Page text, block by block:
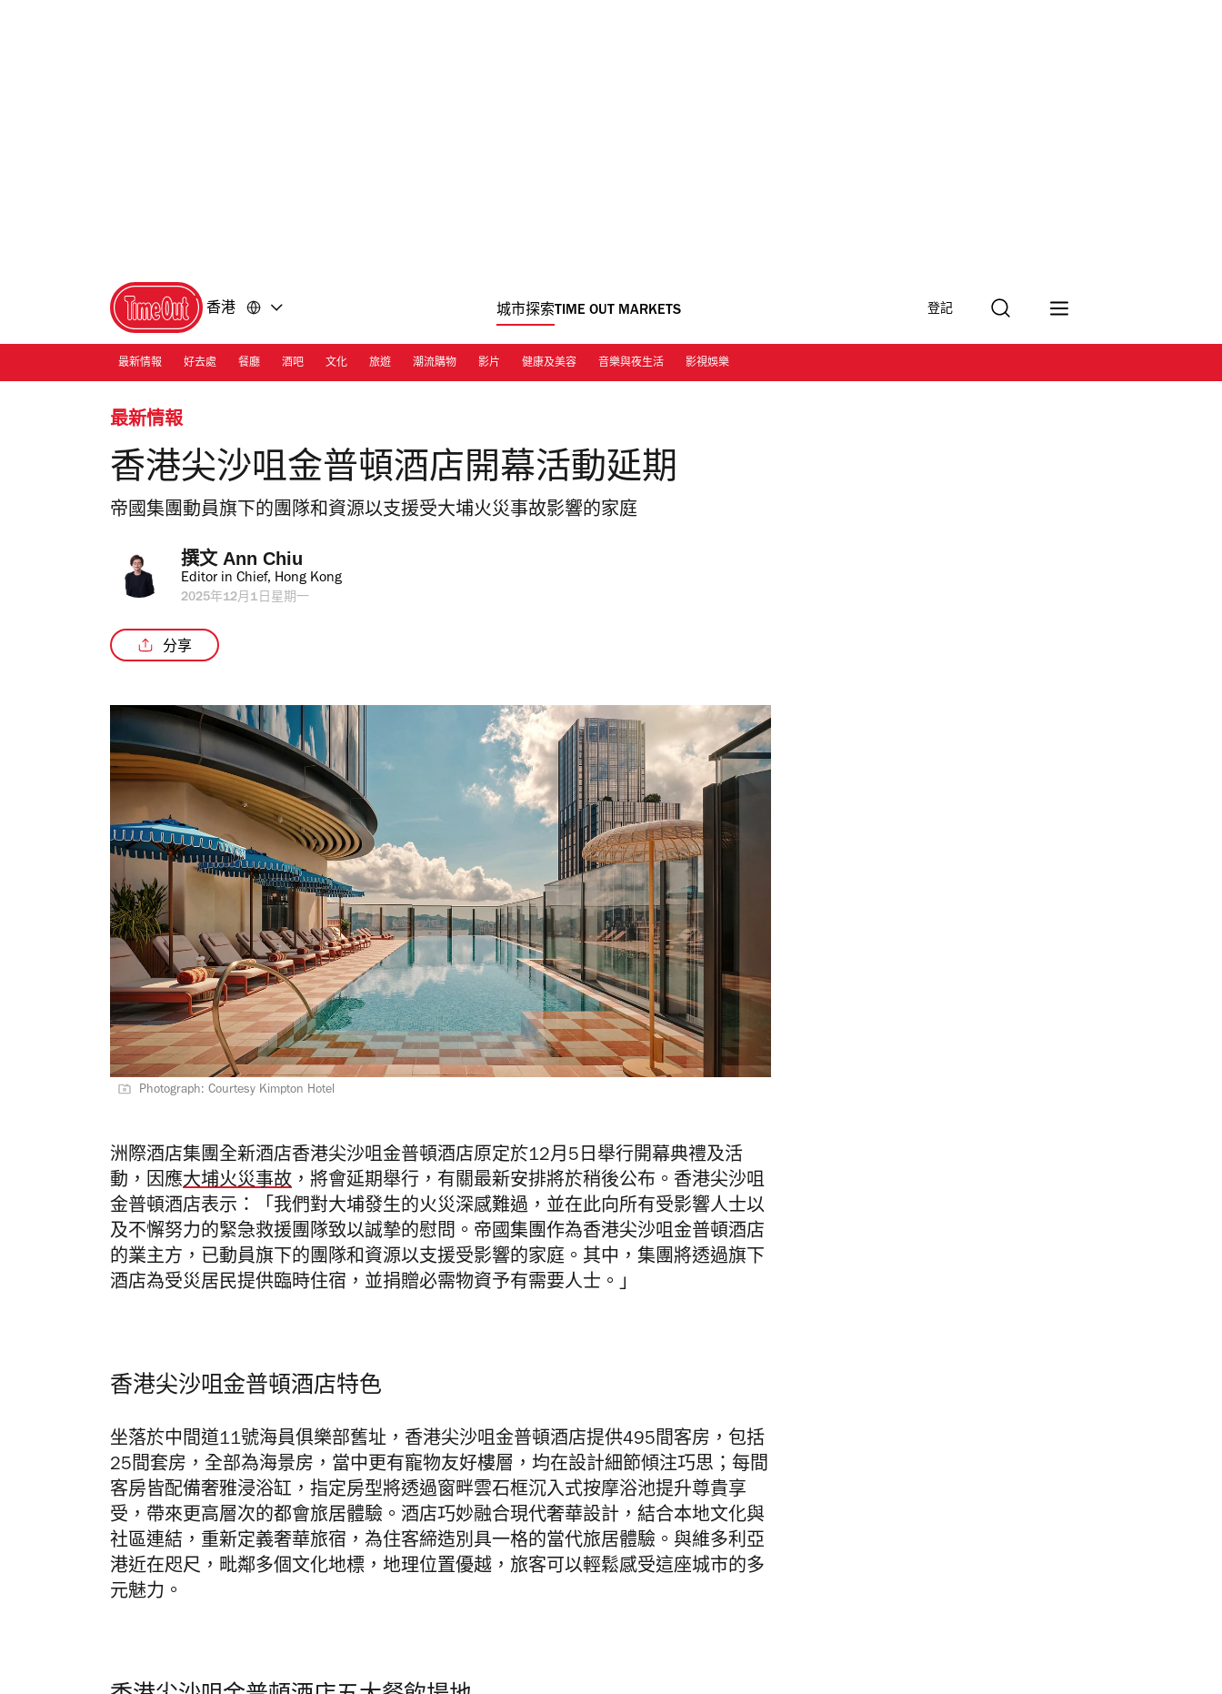
香港 城市探索TIME OUT MARKETS 登記
最新情報 好去處 餐廳 酒吧 文化 旅遊 潮流購物 影片 健康及美容 音樂與夜生活 影視娛樂
最新情報
香港尖沙咀金普頓酒店開幕活動延期
帝國集團動員旗下的團隊和資源以支援受大埔火災事故影響的家庭
撰文 Ann Chiu
Editor in Chief, Hong Kong
2025年12月1日星期一
分享
Photograph: Courtesy Kimpton Hotel
洲際酒店集團全新酒店香港尖沙咀金普頓酒店原定於12月5日舉行開幕典禮及活
動， 因應大埔火災事故 ，將會延期舉行，有關最新安排將於稍後公布。香港尖沙咀
金普頓酒店表示：「我們對大埔發生的火災深感難過，並在此向所有受影響人士以
及不懈努力的緊急救援團隊致以誠摯的慰問。帝國集團作為香港尖沙咀金普頓酒店
的業主方，已動員旗下的團隊和資源以支援受影響的家庭。其中，集團將透過旗下
酒店為受災居民提供臨時住宿，並捐贈必需物資予有需要人士。」
香港尖沙咀金普頓酒店特色
坐落於中間道11號海員俱樂部舊址，香港尖沙咀金普頓酒店提供495間客房，包括
25間套房 ，全部為海景房，當中更有 寵物友好樓層，均在設計細節傾注巧思； 每間
客房皆配備奢雅浸浴缸， 指定房型將透過窗畔雲石框沉入式按摩浴池提升尊貴享
受 ， 帶來更高層次的都會旅居體驗。酒店巧妙融合現代奢華設計，結合本地文化與
社區連結，重新定義奢華旅宿，為住客締造別具一格的當代旅居體驗。與維多利亞
港近在咫尺，毗鄰多個文化地標，地理位置優越，旅客可以輕鬆感受這座城市的多
元魅力。